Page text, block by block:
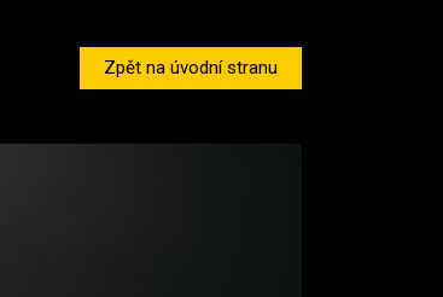
Zpět na úvodní stranu